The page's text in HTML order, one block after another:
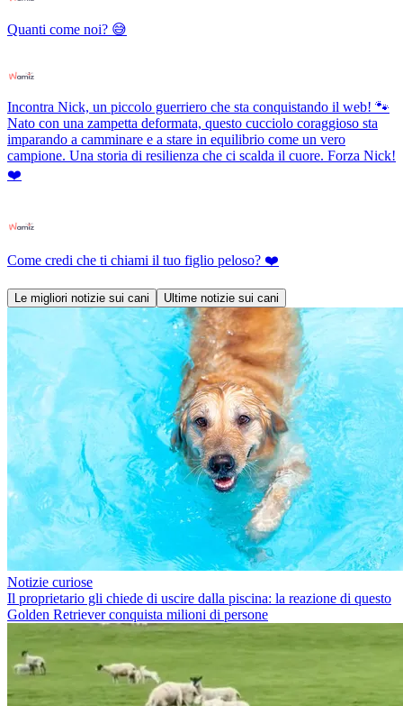
Quanti come noi? 😅
Incontra Nick, un piccolo guerriero che sta conquistando il web! 🐾
Nato con una zampetta deformata, questo cucciolo coraggioso sta
imparando a camminare e a stare in equilibrio come un vero
campione. Una storia di resilienza che ci scalda il cuore. Forza Nick!
❤️
Come credi che ti chiami il tuo figlio peloso? ❤️
Le migliori notizie sui cani Ultime notizie sui cani
Notizie curiose
Il proprietario gli chiede di uscire dalla piscina: la reazione di questo
Golden Retriever conquista milioni di persone